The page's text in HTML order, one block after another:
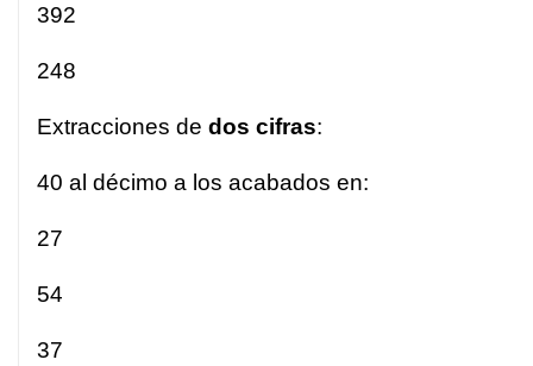
392
248
Extracciones de dos cifras:
40 al décimo a los acabados en:
27
54
37